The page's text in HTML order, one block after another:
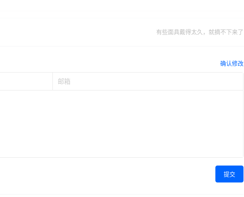
有些面具戴得太久，就摘不下来了
确认修改
提交